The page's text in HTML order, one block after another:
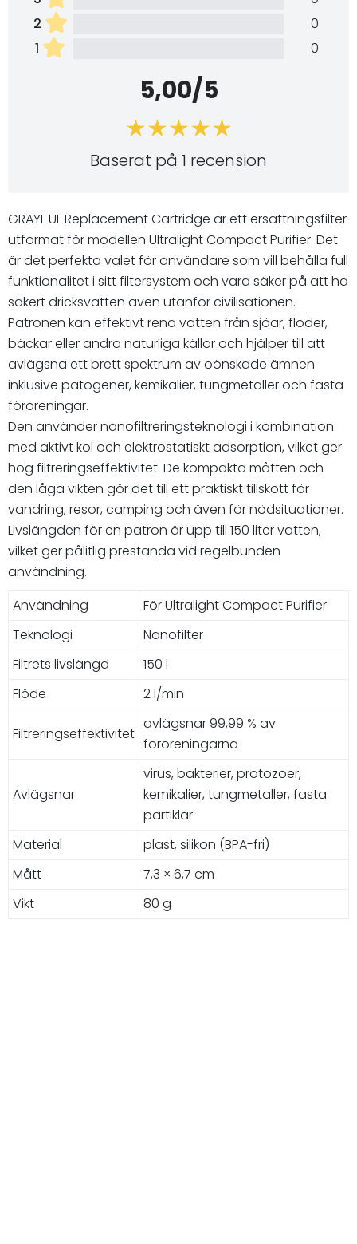
2
0
1
0
5,00/5
Baserat på 1 recension
GRAYL UL Replacement Cartridge är ett ersättningsfilter
utformat för modellen Ultralight Compact Purifier. Det
är det perfekta valet för användare som vill behålla full
funktionalitet i sitt filtersystem och vara säker på att ha
säkert dricksvatten även utanför civilisationen.
Patronen kan effektivt rena vatten från sjöar, floder,
bäckar eller andra naturliga källor och hjälper till att
avlägsna ett brett spektrum av oönskade ämnen
inklusive patogener, kemikalier, tungmetaller och fasta
föroreningar.
Den använder nanofiltreringsteknologi i kombination
med aktivt kol och elektrostatiskt adsorption, vilket ger
hög filtreringseffektivitet. De kompakta måtten och
den låga vikten gör det till ett praktiskt tillskott för
vandring, resor, camping och även för nödsituationer.
Livslängden för en patron är upp till 150 liter vatten,
vilket ger pålitlig prestanda vid regelbunden
användning.
Användning
För Ultralight Compact Purifier
Teknologi
Nanofilter
Filtrets livslängd
150 l
Flöde
2 l/min
Filtreringseffektivitet
avlägsnar 99,99 % av
föroreningarna
Avlägsnar
virus, bakterier, protozoer,
kemikalier, tungmetaller, fasta
partiklar
Material
plast, silikon (BPA-fri)
Mått
7,3 × 6,7 cm
Vikt
80 g